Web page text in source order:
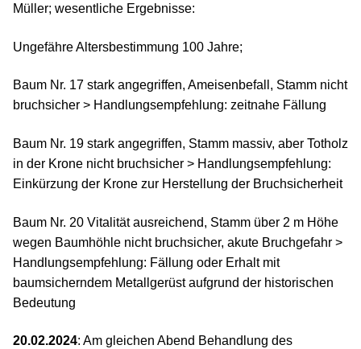
Müller; wesentliche Ergebnisse:
Ungefähre Altersbestimmung 100 Jahre;
Baum Nr. 17 stark angegriffen, Ameisenbefall, Stamm nicht
bruchsicher > Handlungsempfehlung: zeitnahe Fällung
Baum Nr. 19 stark angegriffen, Stamm massiv, aber Totholz
in der Krone nicht bruchsicher > Handlungsempfehlung:
Einkürzung der Krone zur Herstellung der Bruchsicherheit
Baum Nr. 20 Vitalität ausreichend, Stamm über 2 m Höhe
wegen Baumhöhle nicht bruchsicher, akute Bruchgefahr >
Handlungsempfehlung: Fällung oder Erhalt mit
baumsicherndem Metallgerüst aufgrund der historischen
Bedeutung
20.02.2024: Am gleichen Abend Behandlung des